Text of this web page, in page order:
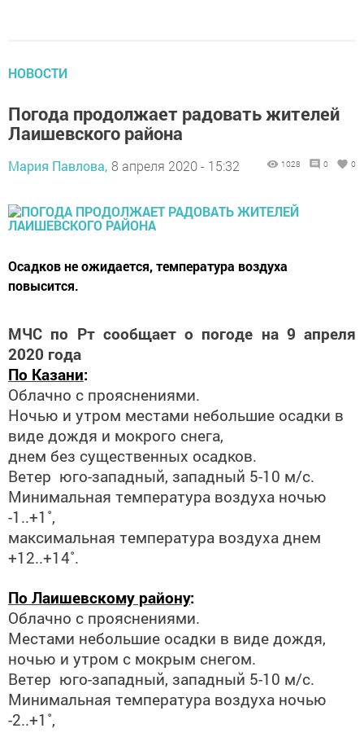
НОВОСТИ
Погода продолжает радовать жителей
Лаишевского района
Мария Павлова, 8 апреля 2020 - 15:32 1028 0 0
Осадков не ожидается, температура воздуха
повысится.
МЧС по Рт сообщает о погоде на 9 апреля
2020 года
По Казани:
Облачно с прояснениями.
Ночью и утром местами небольшие осадки в
виде дождя и мокрого снега,
днем без существенных осадков.
Ветер юго-западный, западный 5-10 м/с.
Минимальная температура воздуха ночью
-1..+1˚,
максимальная температура воздуха днем
+12..+14˚.
По Лаишевскому району:
Облачно с прояснениями.
Местами небольшие осадки в виде дождя,
ночью и утром с мокрым снегом.
Ветер юго-западный, западный 5-10 м/с.
Минимальная температура воздуха ночью
-2..+1˚,